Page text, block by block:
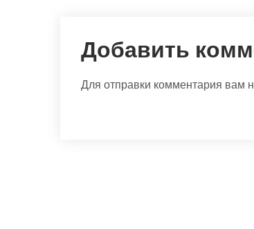
Добавить
Для отправки комментария вам